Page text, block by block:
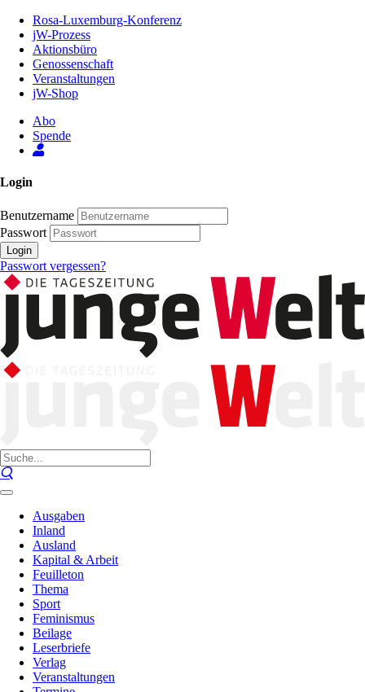
Inhalt
Seite
Rosa-Luxemburg-Konferenz
jW-Prozess
Aktionsbüro
Genossenschaft
Veranstaltungen
jW-Shop
Abo
Spende
Login
Benutzername
Passwort
Login
Passwort vergessen?
Ausgaben
Inland
Ausland
Kapital & Arbeit
Feuilleton
Thema
Sport
Feminismus
Beilage
Leserbriefe
Verlag
Veranstaltungen